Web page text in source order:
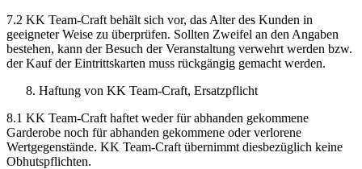
7.2 KK Team-Craft behält sich vor, das Alter des Kunden in
geeigneter Weise zu überprüfen. Sollten Zweifel an den Angaben
bestehen, kann der Besuch der Veranstaltung verwehrt werden bzw.
der Kauf der Eintrittskarten muss rückgängig gemacht werden.
Haftung von KK Team-Craft, Ersatzpflicht
8.1 KK Team-Craft haftet weder für abhanden gekommene
Garderobe noch für abhanden gekommene oder verlorene
Wertgegenstände. KK Team-Craft übernimmt diesbezüglich keine
Obhutspflichten.